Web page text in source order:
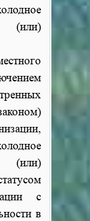
(или)
(или)
с
в